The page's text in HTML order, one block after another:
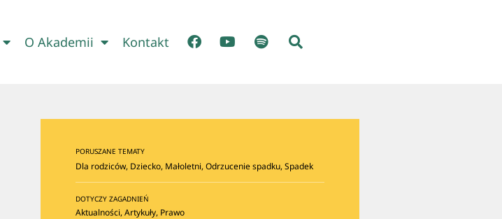
O Akademii Kontakt
PORUSZANE TEMATY
Dla rodziców, Dziecko, Małoletni,Odrzucenie spadku,Spadek
DOTYCZY ZAGADNIEŃ
Aktualności,Artykuły, Prawo